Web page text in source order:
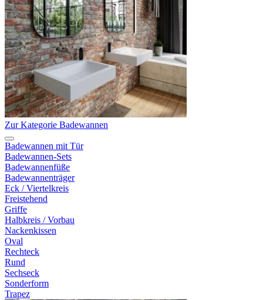
Zur Kategorie Badewannen
Badewannen mit Tür
Badewannen-Sets
Badewannenfüße
Badewannenträger
Eck / Viertelkreis
Freistehend
Griffe
Halbkreis / Vorbau
Nackenkissen
Oval
Rechteck
Rund
Sechseck
Sonderform
Trapez